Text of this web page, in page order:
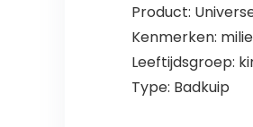
Product:
Kenmerken:
Leeftijdsgroep:
Type: Badkuip